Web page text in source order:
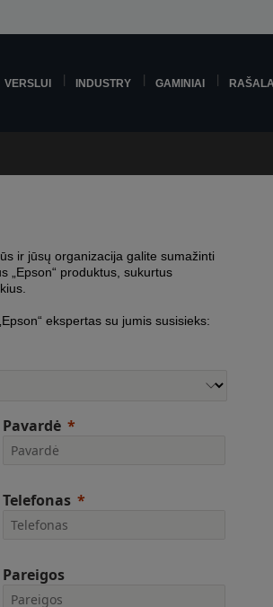
VERSLUI INDUSTRY GAMINIAI
ir jūsų organizacija galite sumažinti
„Epson“ produktus, sukurtus
ekspertas su jumis susisieks:
Pavardė
Telefonas
Pareigos